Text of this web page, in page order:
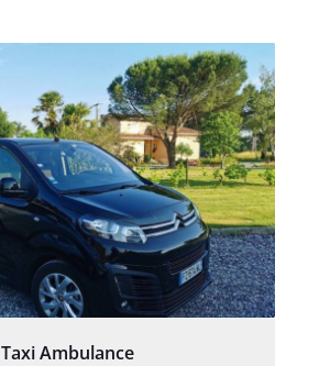
Taxi Ambulance